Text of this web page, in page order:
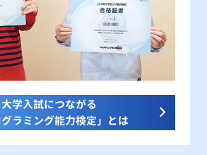
大学入試につながる
グラミング能力検定」とは